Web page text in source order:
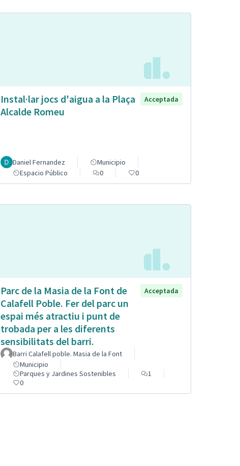
Instal·lar jocs d'aigua a la Plaça
Alcalde Romeu
Acceptada
Daniel Fernandez
Municipio
Espacio Público
0 0
Parc de la Masia de la Font de
Calafell Poble. Fer del parc un
espai més atractiu i punt de
trobada per a les diferents
sensibilitats del barri.
Acceptada
Barri Calafell poble. Masia de la Font
Municipio
Parques y Jardines Sostenibles
1
0